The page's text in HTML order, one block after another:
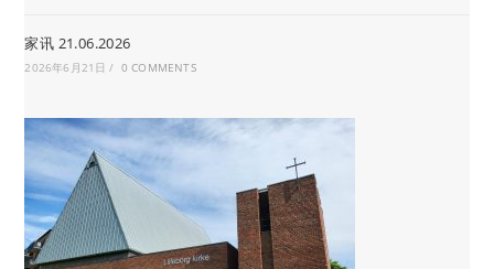
家讯 21.06.2026
2026年6月21日 / 0 COMMENTS